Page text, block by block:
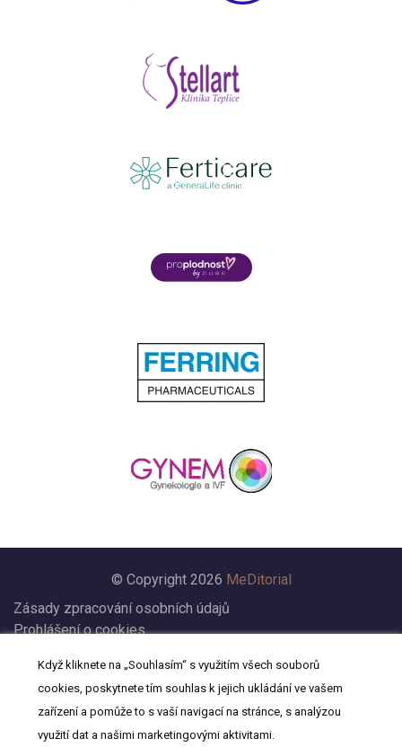
© Copyright 2026 MeDitorial
Zásady zpracování osobních údajů
Prohlášení o cookies
Prohlášení
Kontakt
Když kliknete na „Souhlasím“ s využitím všech souborů
cookies, poskytnete tím souhlas k jejich ukládání ve vašem
zařízení a pomůže to s vaší navigací na stránce, s analýzou
využití dat a našimi marketingovými aktivitami.